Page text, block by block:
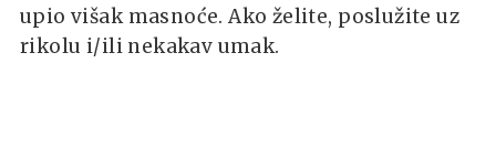
upio višak masnoće. Ako želite, poslužite uz
rikolu i/ili nekakav umak.